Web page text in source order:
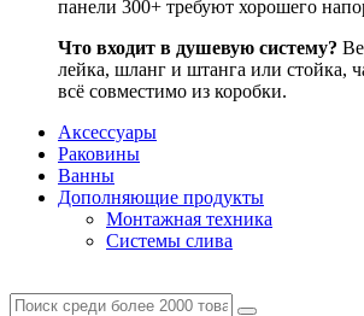
панели 300+ требуют хорошего
Что входит в душевую систему?
лейка, шланг и штанга или стойка,
всё совместимо из коробки.
Аксессуары
Раковины
Ванны
Дополняющие продукты
Монтажная техника
Системы слива